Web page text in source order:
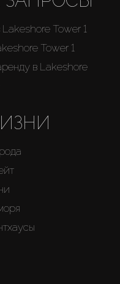
Tower 1
Tower 1
в Lakeshore